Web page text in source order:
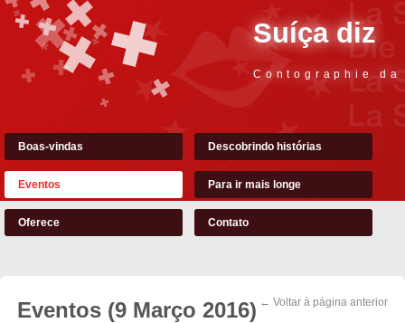
Suíça diz
Contographie
Boas-vindas Descobrindo histórias
Eventos Para ir mais longe
Oferece Contato
← Voltar à página anterior
Eventos (9 Março 2016)